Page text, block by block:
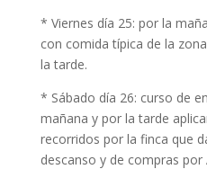
* Viernes día 25: por la
con comida típica de la
la tarde.
* Sábado día 26: curso de
mañana y por la tarde
recorridos por la finca que
descanso y de compras por